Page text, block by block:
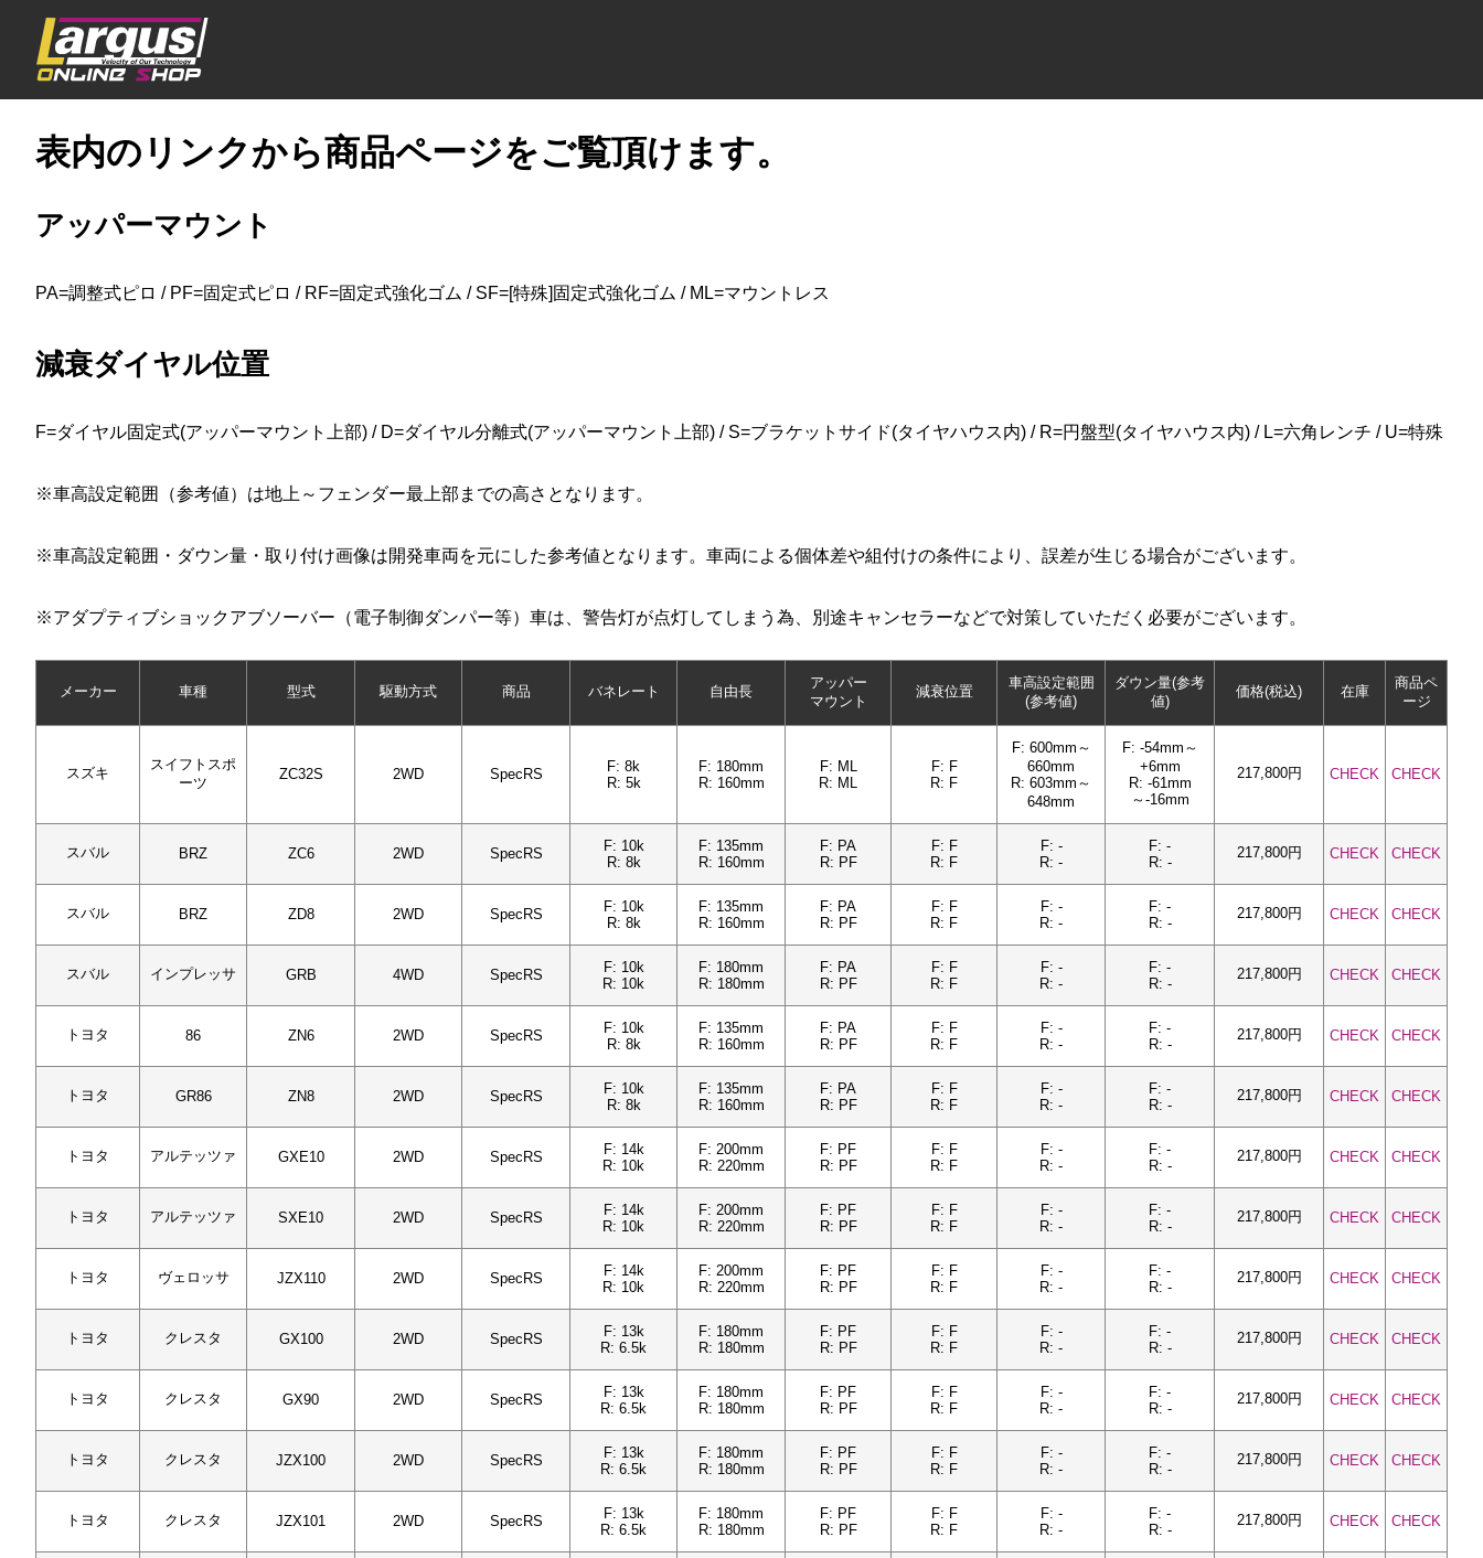
表内のリンクから商品ページをご覧頂けます。
アッパーマウント
PA=調整式ピロ / PF=固定式ピロ / RF=固定式強化ゴム / SF=[特殊]固定式強化ゴム / ML=マウントレス
減衰ダイヤル位置
F=ダイヤル固定式(アッパーマウント上部) / D=ダイヤル分離式(アッパーマウント上部) / S=ブラケットサイド(タイヤハウス内) / R=円盤型(タイヤハウス内) / L=六角レンチ / U=特殊
※車高設定範囲（参考値）は地上～フェンダー最上部までの高さとなります。
※車高設定範囲・ダウン量・取り付け画像は開発車両を元にした参考値となります。車両による個体差や組付けの条件により、誤差が生じる場合がございます。
※アダプティブショックアブソーバー（電子制御ダンパー等）車は、警告灯が点灯してしまう為、別途キャンセラーなどで対策していただく必要がございます。
メーカー 車種 型式 駆動方式 商品 バネレート 自由長
アッパー
マウント
減衰位置
車高設定範囲
(参考値)
ダウン量(参考
値)
価格(税込) 在庫
商品ペ
ージ
スズキ
スイフトスポ
ーツ
ZC32S 2WD SpecRS
F: 8k
R: 5k
F: 180mm
R: 160mm
F: ML
R: ML
F: F
R: F
F: 600mm～
660mm
R: 603mm～
648mm
F: -54mm～
+6mm
R: -61mm
～-16mm
217,800円 CHECK CHECK
スバル BRZ ZC6 2WD SpecRS
F: 10k
R: 8k
F: 135mm
R: 160mm
F: PA
R: PF
F: F
R: F
F: -
R: -
F: -
R: -
217,800円 CHECK CHECK
スバル BRZ ZD8 2WD SpecRS
F: 10k
R: 8k
F: 135mm
R: 160mm
F: PA
R: PF
F: F
R: F
F: -
R: -
F: -
R: -
217,800円 CHECK CHECK
スバル インプレッサ GRB 4WD SpecRS
F: 10k
R: 10k
F: 180mm
R: 180mm
F: PA
R: PF
F: F
R: F
F: -
R: -
F: -
R: -
217,800円 CHECK CHECK
トヨタ 86 ZN6 2WD SpecRS
F: 10k
R: 8k
F: 135mm
R: 160mm
F: PA
R: PF
F: F
R: F
F: -
R: -
F: -
R: -
217,800円 CHECK CHECK
トヨタ GR86 ZN8 2WD SpecRS
F: 10k
R: 8k
F: 135mm
R: 160mm
F: PA
R: PF
F: F
R: F
F: -
R: -
F: -
R: -
217,800円 CHECK CHECK
トヨタ アルテッツァ GXE10 2WD SpecRS
F: 14k
R: 10k
F: 200mm
R: 220mm
F: PF
R: PF
F: F
R: F
F: -
R: -
F: -
R: -
217,800円 CHECK CHECK
トヨタ アルテッツァ SXE10 2WD SpecRS
F: 14k
R: 10k
F: 200mm
R: 220mm
F: PF
R: PF
F: F
R: F
F: -
R: -
F: -
R: -
217,800円 CHECK CHECK
トヨタ ヴェロッサ JZX110 2WD SpecRS
F: 14k
R: 10k
F: 200mm
R: 220mm
F: PF
R: PF
F: F
R: F
F: -
R: -
F: -
R: -
217,800円 CHECK CHECK
トヨタ クレスタ GX100 2WD SpecRS
F: 13k
R: 6.5k
F: 180mm
R: 180mm
F: PF
R: PF
F: F
R: F
F: -
R: -
F: -
R: -
217,800円 CHECK CHECK
トヨタ クレスタ GX90 2WD SpecRS
F: 13k
R: 6.5k
F: 180mm
R: 180mm
F: PF
R: PF
F: F
R: F
F: -
R: -
F: -
R: -
217,800円 CHECK CHECK
トヨタ クレスタ JZX100 2WD SpecRS
F: 13k
R: 6.5k
F: 180mm
R: 180mm
F: PF
R: PF
F: F
R: F
F: -
R: -
F: -
R: -
217,800円 CHECK CHECK
トヨタ クレスタ JZX101 2WD SpecRS
F: 13k
R: 6.5k
F: 180mm
R: 180mm
F: PF
R: PF
F: F
R: F
F: -
R: -
F: -
R: -
217,800円 CHECK CHECK